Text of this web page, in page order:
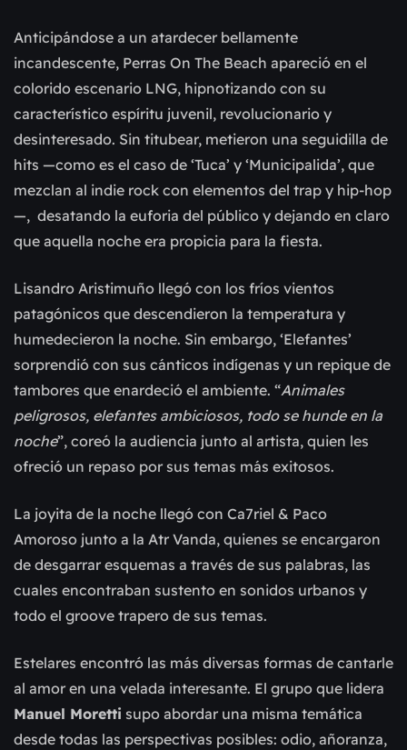
Anticipándose a un atardecer bellamente
incandescente, Perras On The Beach apareció en el
colorido escenario LNG, hipnotizando con su
característico espíritu juvenil, revolucionario y
desinteresado. Sin titubear, metieron una seguidilla de
hits —como es el caso de ‘Tuca’ y ‘Municipalida’, que
mezclan al indie rock con elementos del trap y hip-hop
—, desatando la euforia del público y dejando en claro
que aquella noche era propicia para la fiesta.
Lisandro Aristimuño llegó con los fríos vientos
patagónicos que descendieron la temperatura y
humedecieron la noche. Sin embargo, ‘Elefantes’
sorprendió con sus cánticos indígenas y un repique de
tambores que enardeció el ambiente. “Animales
peligrosos, elefantes ambiciosos, todo se hunde en la
noche”, coreó la audiencia junto al artista, quien les
ofreció un repaso por sus temas más exitosos.
La joyita de la noche llegó con Ca7riel & Paco
Amoroso junto a la Atr Vanda, quienes se encargaron
de desgarrar esquemas a través de sus palabras, las
cuales encontraban sustento en sonidos urbanos y
todo el groove trapero de sus temas.
Estelares encontró las más diversas formas de cantarle
al amor en una velada interesante. El grupo que lidera
Manuel Moretti supo abordar una misma temática
desde todas las perspectivas posibles: odio, añoranza,